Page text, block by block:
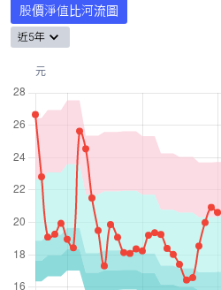
股價淨值比河流圖
近5年